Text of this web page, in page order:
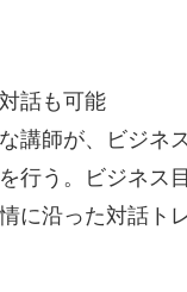
話も可能
講師が、ビジネ
行う。ビジネス
に沿った対話ト